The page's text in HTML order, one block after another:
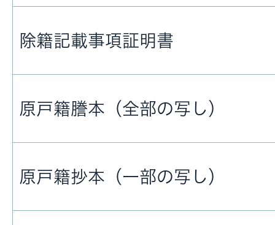
除籍記載事項証明書
原戸籍謄本（全部の写し）
原戸籍抄本（一部の写し）